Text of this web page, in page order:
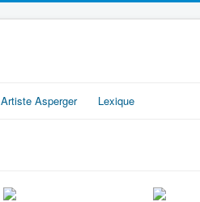
Artiste Asperger Lexique